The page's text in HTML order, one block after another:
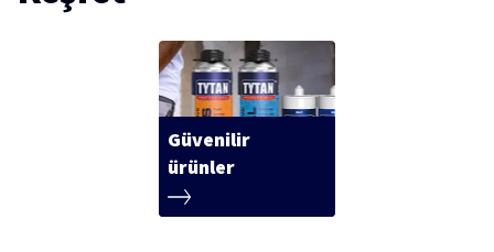
Güvenilir
ürünler